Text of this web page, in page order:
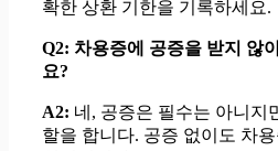
확한 상환 기한을 기록하세요.
Q2: 차용증에 공증을 받지 않
요?
A2: 네, 공증은 필수는 아니지
할을 합니다. 공증 없이도 차